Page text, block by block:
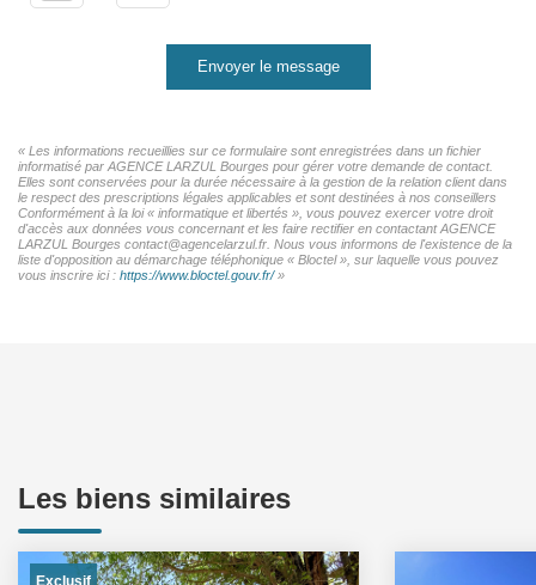
Envoyer le message
« Les informations recueillies sur ce formulaire sont enregistrées dans un fichier
informatisé par AGENCE LARZUL Bourges pour gérer votre demande de contact.
Elles sont conservées pour la durée nécessaire à la gestion de la relation client dans
le respect des prescriptions légales applicables et sont destinées à nos conseillers
Conformément à la loi « informatique et libertés », vous pouvez exercer votre droit
d'accès aux données vous concernant et les faire rectifier en contactant AGENCE
LARZUL Bourges contact@agencelarzul.fr. Nous vous informons de l'existence de la
liste d'opposition au démarchage téléphonique « Bloctel », sur laquelle vous pouvez
vous inscrire ici : https://www.bloctel.gouv.fr/»
Les biens similaires
Exclusif